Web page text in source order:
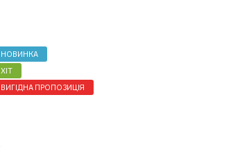
НОВИНКА
ХІТ
ВИГІДНА ПРОПОЗИЦІЯ